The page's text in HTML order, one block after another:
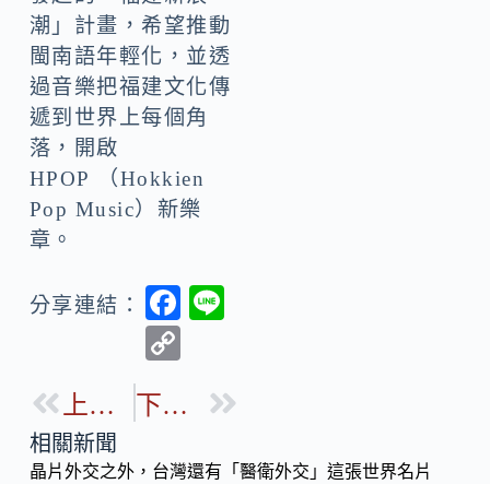
潮」計畫，希望推動
閩南語年輕化，並透
過音樂把福建文化傳
遞到世界上每個角
落，開啟
HPOP （Hokkien
Pop Music）新樂
章。
分享連結：
F
bp
上一篇 下一篇
相關新聞
晶片外交之外，台灣還有「醫衛外交」這張世界名片